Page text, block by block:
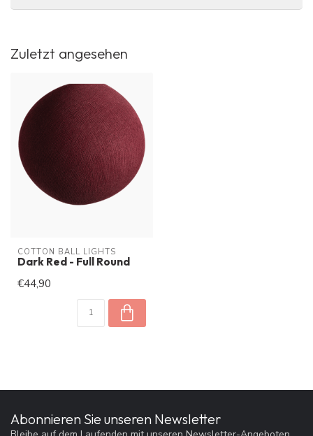
Zuletzt angesehen
COTTON BALL LIGHTS
Dark Red - Full Round
€44,90
Abonnieren Sie unseren Newsletter